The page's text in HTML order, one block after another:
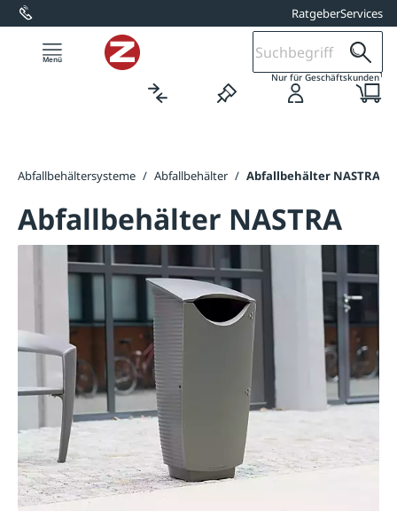
springen RatgeberServices
Nur für Geschäftskunden1
Abfallbehältersysteme / Abfallbehälter / Abfallbehälter NASTRA
Abfallbehälter NASTRA